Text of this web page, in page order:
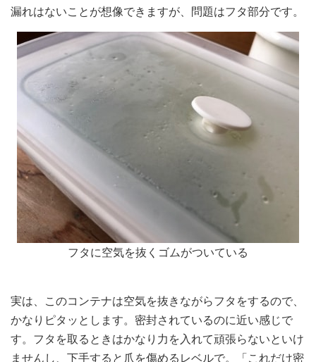
漏れはないことが想像できますが、問題はフタ部分です。
フタに空気を抜くゴムがついている
実は、このコンテナは空気を抜きながらフタをするので、
かなりピタッとします。密封されているのに近い感じで
す。フタを取るときはかなり力を入れて頑張らないといけ
ませんし、下手すると爪を傷めるレベルで。「これだけ密